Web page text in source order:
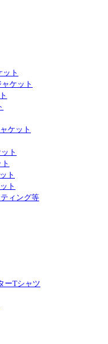
ット
ケット
ケット
ト
ト
ト
ィング等
ーTシャツ